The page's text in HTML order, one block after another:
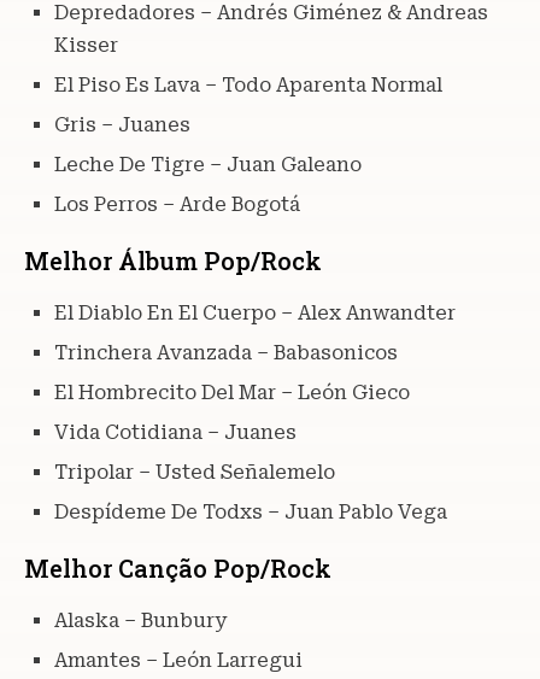
Depredadores – Andrés Giménez & Andreas
Kisser
El Piso Es Lava – Todo Aparenta Normal
Gris – Juanes
Leche De Tigre – Juan Galeano
Los Perros – Arde Bogotá
Melhor Álbum Pop/Rock
El Diablo En El Cuerpo – Alex Anwandter
Trinchera Avanzada – Babasonicos
El Hombrecito Del Mar – León Gieco
Vida Cotidiana – Juanes
Tripolar – Usted Señalemelo
Despídeme De Todxs – Juan Pablo Vega
Melhor Canção Pop/Rock
Alaska – Bunbury
Amantes – León Larregui